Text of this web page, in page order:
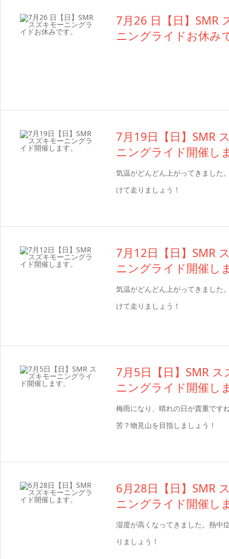
7月26 日【日】SMR
ニングライドお休み
7月19日【日】SMR
ニングライド開催し
気温がどんどん上がってきました
けて走りましょう！
7月12日【日】SMR
ニングライド開催し
気温がどんどん上がってきました
けて走りましょう！
7月5日【日】SMR ス
ニングライド開催し
梅雨になり、晴れの日が貴重です
苦？物見山を目指しましょう！
6月28日【日】SMR
ニングライド開催し
湿度が高くなってきました。熱中
りましょう！